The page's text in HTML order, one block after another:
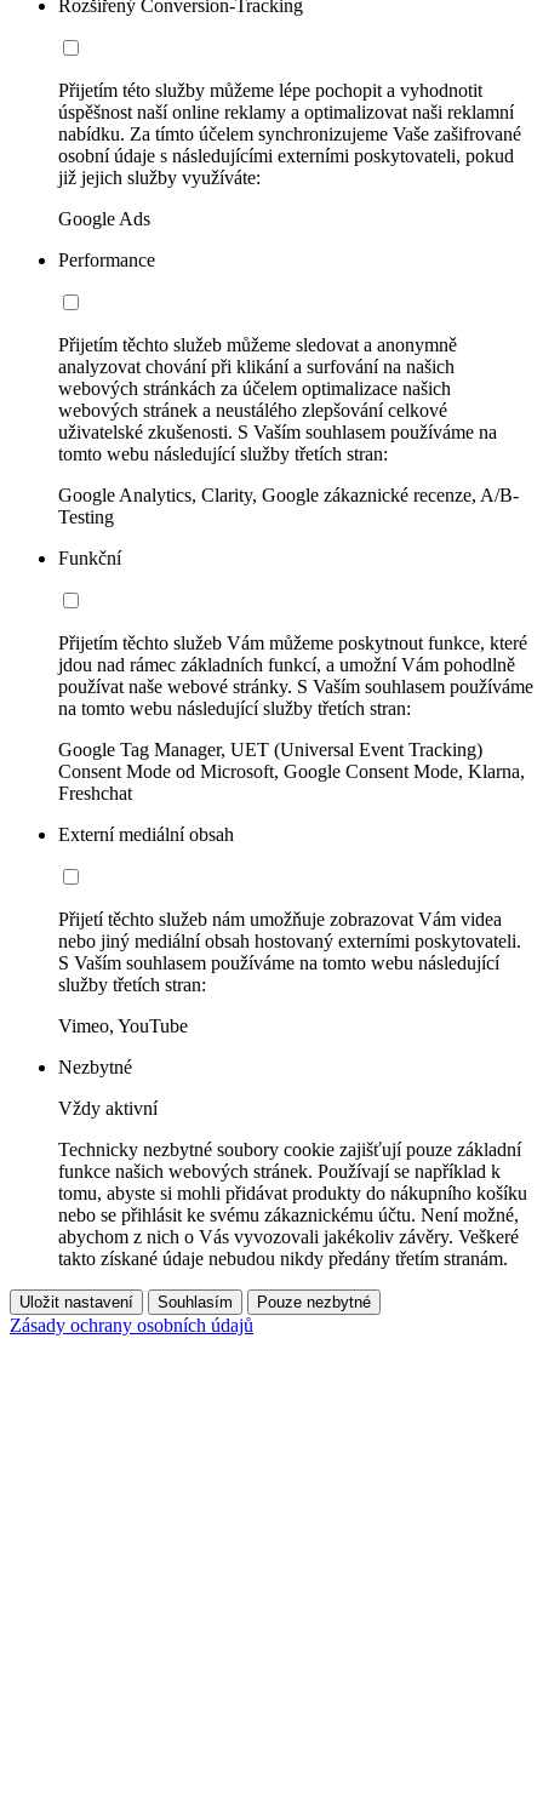
Rozšířený Conversion-Tracking
Přijetím této služby můžeme lépe pochopit a vyhodnotit
úspěšnost naší online reklamy a optimalizovat naši reklamní
nabídku. Za tímto účelem synchronizujeme Vaše zašifrované
osobní údaje s následujícími externími poskytovateli, pokud
již jejich služby využíváte:
Google Ads
Performance
Přijetím těchto služeb můžeme sledovat a anonymně
analyzovat chování při klikání a surfování na našich
webových stránkách za účelem optimalizace našich
webových stránek a neustálého zlepšování celkové
uživatelské zkušenosti. S Vaším souhlasem používáme na
tomto webu následující služby třetích stran:
Google Analytics, Clarity, Google zákaznické recenze, A/B-
Testing
Funkční
Přijetím těchto služeb Vám můžeme poskytnout funkce, které
jdou nad rámec základních funkcí, a umožní Vám pohodlně
používat naše webové stránky. S Vaším souhlasem používáme
na tomto webu následující služby třetích stran:
Google Tag Manager, UET (Universal Event Tracking)
Consent Mode od Microsoft, Google Consent Mode, Klarna,
Freshchat
Externí mediální obsah
Přijetí těchto služeb nám umožňuje zobrazovat Vám videa
nebo jiný mediální obsah hostovaný externími poskytovateli.
S Vaším souhlasem používáme na tomto webu následující
služby třetích stran:
Vimeo, YouTube
Nezbytné
Vždy aktivní
Technicky nezbytné soubory cookie zajišťují pouze základní
funkce našich webových stránek. Používají se například k
tomu, abyste si mohli přidávat produkty do nákupního košíku
nebo se přihlásit ke svému zákaznickému účtu. Není možné,
abychom z nich o Vás vyvozovali jakékoliv závěry. Veškeré
takto získané údaje nebudou nikdy předány třetím stranám.
Uložit nastavení Souhlasím Pouze nezbytné
Zásady ochrany osobních údajů